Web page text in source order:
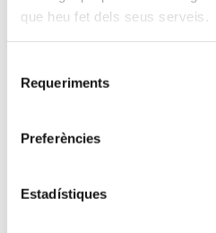
que heu fet dels seus serveis.
Requeriments
Preferències
Estadístiques